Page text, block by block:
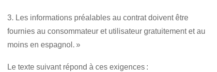
3. Les informations préalables au contrat doivent être
fournies au consommateur et utilisateur gratuitement et au
moins en espagnol. »
Le texte suivant répond à ces exigences :